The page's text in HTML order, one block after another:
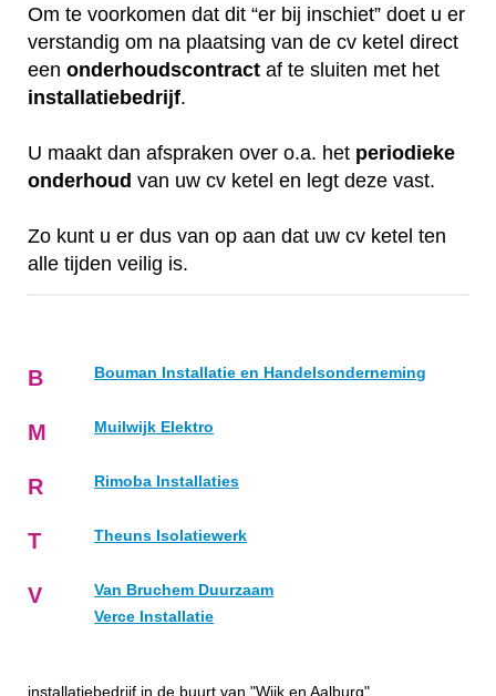
Om te voorkomen dat dit “er bij inschiet” doet u er
verstandig om na plaatsing van de cv ketel direct
een onderhoudscontract af te sluiten met het
installatiebedrijf.
U maakt dan afspraken over o.a. het periodieke
onderhoud van uw cv ketel en legt deze vast.
Zo kunt u er dus van op aan dat uw cv ketel ten
alle tijden veilig is.
B Bouman Installatie en Handelsonderneming
M Muilwijk Elektro
R Rimoba Installaties
T Theuns Isolatiewerk
V
Van Bruchem Duurzaam
Verce Installatie
installatiebedrijf in de buurt van "Wijk en Aalburg"